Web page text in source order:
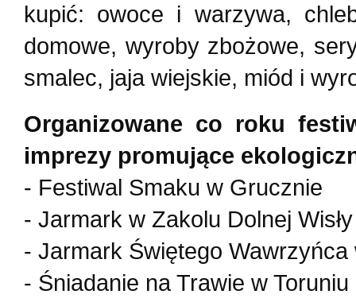
kupić: owoce i warzywa,
domowe, wyroby zbożowe,
smalec, jaja wiejskie, miód i
Organizowane co roku
imprezy promujące
- Festiwal Smaku w Grucznie
- Jarmark w Zakolu Dolnej
- Jarmark Świętego
- Śniadanie na Trawie w Toruniu